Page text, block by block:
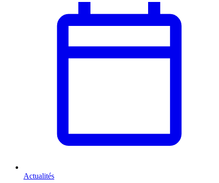
Actualités